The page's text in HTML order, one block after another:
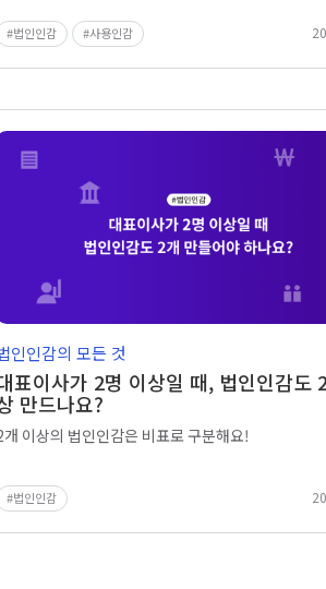
법인인감 사용인감
표이사가 2명 이상일 때, 법인인감도
만드나요?
개 이상의 법인인감은 비표로 구분해요!
인인감의 모든 것
법인인감